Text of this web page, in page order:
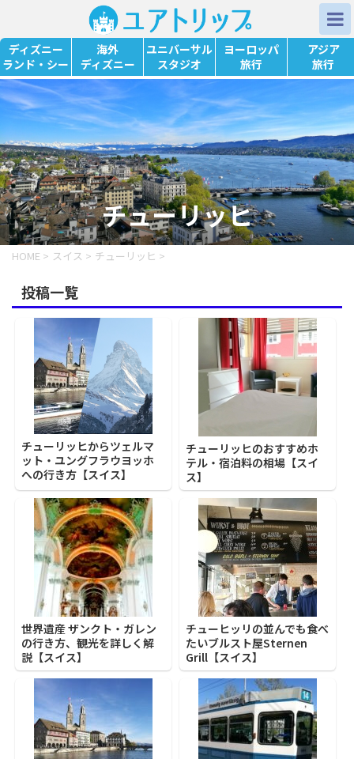
ディズニー
ランド・シー
海外
ディズニー
ユニバーサル
スタジオ
ヨーロッパ
旅行
アジア
旅行
チューリッヒ
HOME > スイス > チューリッヒ >
投稿一覧
チューリッヒからツェルマ
ット・ユングフラウヨッホ
への行き方【スイス】
チューリッヒのおすすめホ
テル・宿泊料の相場【スイ
ス】
世界遺産 ザンクト・ガレン
の行き方、観光を詳しく解
説【スイス】
チューヒッリの並んでも食べ
たいブルスト屋Sternen
Grill【スイス】